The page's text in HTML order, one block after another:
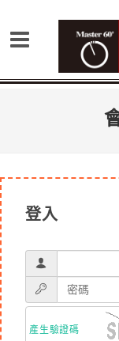
登入
產生驗證碼